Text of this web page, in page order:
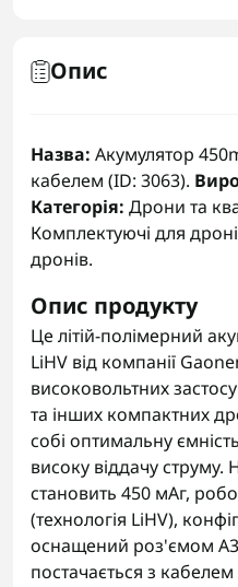
Опис
Назва: Акумулятор
кабелем (ID: 3063).
Категорія: Дрони та
Комплектуючі для
дронів.
Опис продукту
Це літій-полімерний
LiHV від компанії
високовольтних
та інших компактних
собі оптимальну
високу віддачу струму.
становить 450 мАг,
(технологія LiHV),
оснащений роз'ємом
постачається з